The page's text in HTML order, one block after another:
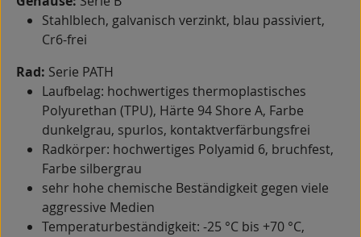
Stahlblech, galvanisch verzinkt, blau passiviert,
Cr6-frei
Rad: Serie PATH
Laufbelag: hochwertiges thermoplastisches
Polyurethan (TPU), Härte 94 Shore A, Farbe
dunkelgrau, spurlos, kontaktverfärbungsfrei
Radkörper: hochwertiges Polyamid 6, bruchfest,
Farbe silbergrau
sehr hohe chemische Beständigkeit gegen viele
aggressive Medien
Temperaturbeständigkeit: -25 °C bis +70 °C,